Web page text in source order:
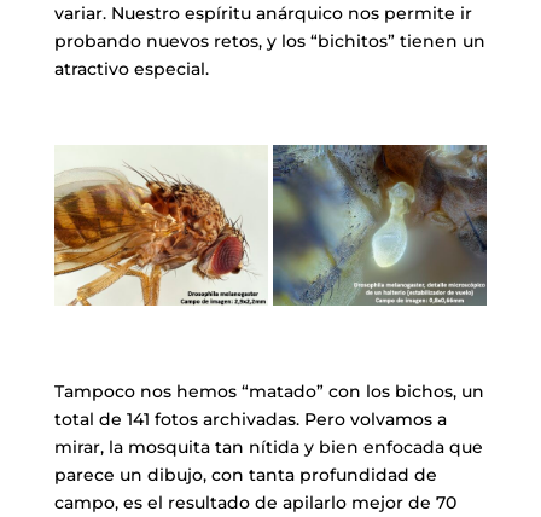
variar. Nuestro espíritu anárquico nos permite ir
probando nuevos retos, y los “bichitos” tienen un
atractivo especial.
​Tampoco nos hemos “matado” con los bichos, un
total de 141 fotos archivadas. Pero volvamos a
mirar, la mosquita tan nítida y bien enfocada que
parece un dibujo, con tanta profundidad de
campo, es el resultado de apilarlo mejor de 70